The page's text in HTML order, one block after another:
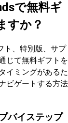
で無料ギ
すか？
ト、特別版、サプ
じて無料ギフトを
イミングがあるた
ビゲートする方法
バイステップ